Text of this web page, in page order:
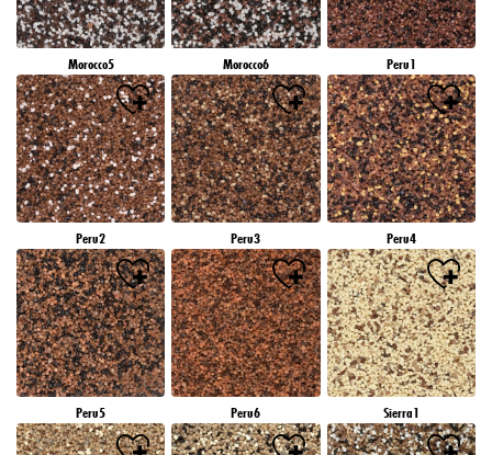
Morocco5 Morocco6 Peru1
Peru2 Peru3 Peru4
Peru5 Peru6 Sierra1